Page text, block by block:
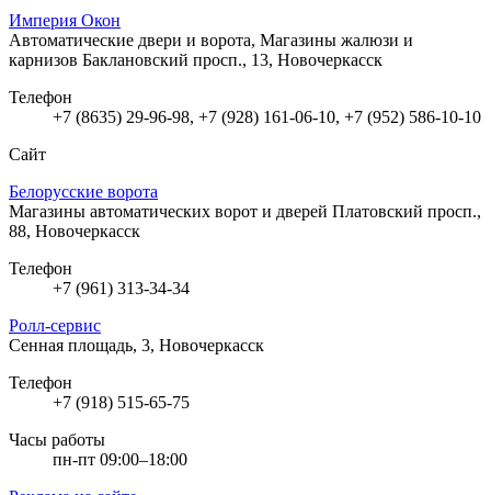
Империя Окон
Автоматические двери и ворота, Магазины жалюзи и
карнизов Баклановский просп., 13, Новочеркасск
Телефон
+7 (8635) 29-96-98, +7 (928) 161-06-10, +7 (952) 586-10-10
Сайт
Белорусские ворота
Магазины автоматических ворот и дверей Платовский просп.,
88, Новочеркасск
Телефон
+7 (961) 313-34-34
Ролл-сервис
Сенная площадь, 3, Новочеркасск
Телефон
+7 (918) 515-65-75
Часы работы
пн-пт 09:00–18:00